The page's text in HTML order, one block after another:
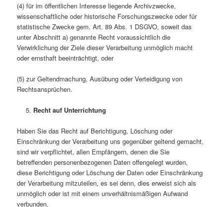
(4) für im öffentlichen Interesse liegende Archivzwecke,
wissenschaftliche oder historische Forschungszwecke oder für
statistische Zwecke gem. Art. 89 Abs. 1 DSGVO, soweit das
unter Abschnitt a) genannte Recht voraussichtlich die
Verwirklichung der Ziele dieser Verarbeitung unmöglich macht
oder ernsthaft beeinträchtigt, oder
(5) zur Geltendmachung, Ausübung oder Verteidigung von
Rechtsansprüchen.
Recht auf Unterrichtung
Haben Sie das Recht auf Berichtigung, Löschung oder
Einschränkung der Verarbeitung uns gegenüber geltend gemacht,
sind wir verpflichtet, allen Empfängern, denen die Sie
betreffenden personenbezogenen Daten offengelegt wurden,
diese Berichtigung oder Löschung der Daten oder Einschränkung
der Verarbeitung mitzuteilen, es sei denn, dies erweist sich als
unmöglich oder ist mit einem unverhältnismäßigen Aufwand
verbunden.